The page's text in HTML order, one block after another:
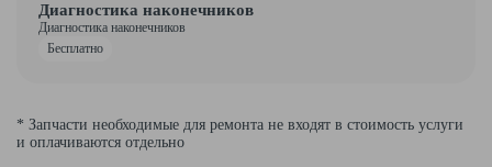
Диагностика наконечников
Диагностика наконечников
Бесплатно
* Запчасти необходимые для ремонта не входят в стоимость услуги
и оплачиваются отдельно